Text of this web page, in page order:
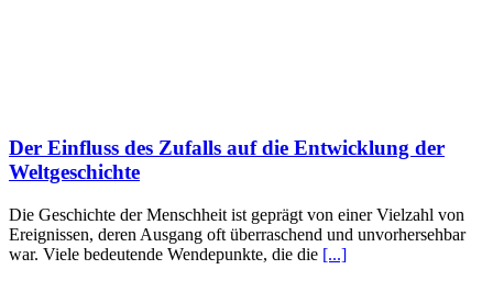
Der Einfluss des Zufalls auf die Entwicklung der
Weltgeschichte
Die Geschichte der Menschheit ist geprägt von einer Vielzahl von
Ereignissen, deren Ausgang oft überraschend und unvorhersehbar
war. Viele bedeutende Wendepunkte, die die [...]